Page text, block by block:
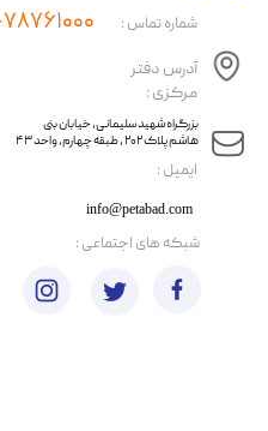
​ایمیل :
آدرس دفتر
مرکزی :
info@petabad.com
​​بزرگراه شهید سلیمانی، خیابان بنی
هاشم پلاک ۲۰۲ ، طبقه چهارم، واحد ۴۳
شماره تماس : ۰۲۱-
​شبکه های اجتماعی :